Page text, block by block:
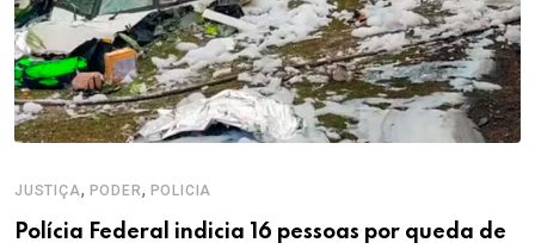
JUSTIÇA, PODER, POLICIA
Polícia Federal indicia 16 pessoas por queda de